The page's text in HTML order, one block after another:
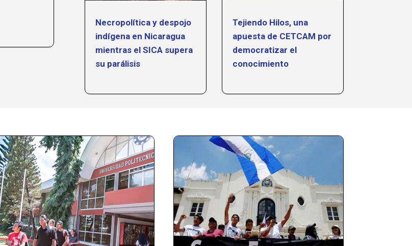
Necropolítica y despojo
indígena en Nicaragua
mientras el SICA supera
su parálisis
Tejiendo Hilos, una
apuesta de CETCAM por
democratizar el
conocimiento